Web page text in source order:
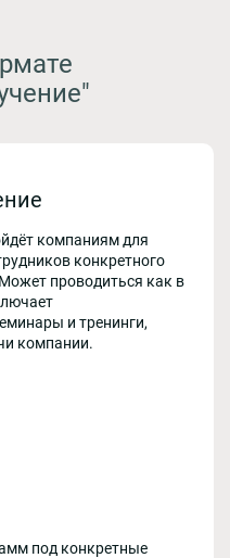
компаниям для
конкретного
проводиться как в
и тренинги,
компании.
под конкретные